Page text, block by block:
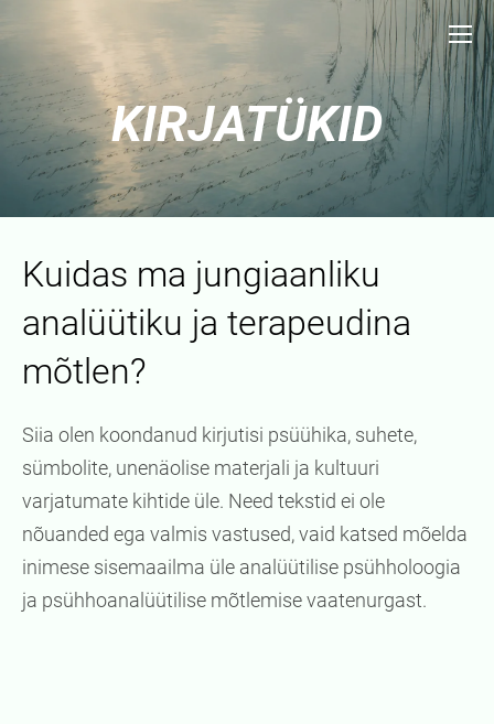
KIRJATÜKID
Kuidas ma jungiaanliku
analüütiku ja terapeudina
mõtlen?
Siia olen koondanud kirjutisi psüühika, suhete,
sümbolite, unenäolise materjali ja kultuuri
varjatumate kihtide üle. Need tekstid ei ole
nõuanded ega valmis vastused, vaid katsed mõelda
inimese sisemaailma üle analüütilise psühholoogia
ja psühhoanalüütilise mõtlemise vaatenurgast.